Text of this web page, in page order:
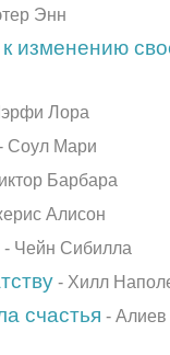
Энн
изменению
Лора
Соул Мари
Барбара
Алисон
- Чейн Сибилла
- Хилл
счастья - Алиев